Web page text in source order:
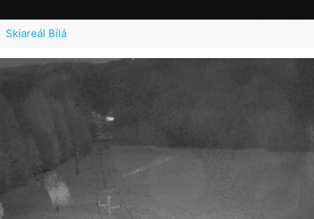
Skiareál Bílá